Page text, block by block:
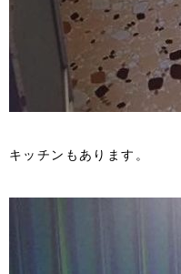
キッチンもあります。